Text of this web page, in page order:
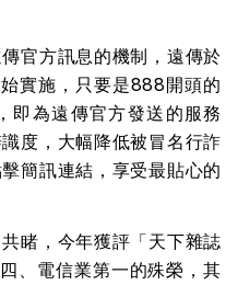
方訊息的機制，遠傳於
實施，只要是888開頭的
為遠傳官方發送的服務
度，大幅降低被冒名行詐
簡訊連結，享受最貼心的
，今年獲評「天下雜誌
、電信業第一的殊榮，其